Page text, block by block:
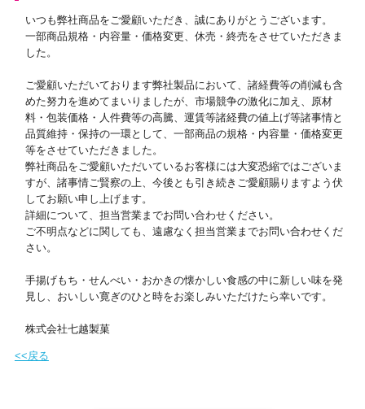
いつも弊社商品をご愛顧いただき、誠にありがとうございます。
一部商品規格・内容量・価格変更、休売・終売をさせていただきま
した。
ご愛顧いただいております弊社製品において、諸経費等の削減も含
めた努力を進めてまいりましたが、市場競争の激化に加え、原材
料・包装価格・人件費等の高騰、運賃等諸経費の値上げ等諸事情と
品質維持・保持の一環として、一部商品の規格・内容量・価格変更
等をさせていただきました。
弊社商品をご愛顧いただいているお客様には大変恐縮ではございま
すが、諸事情ご賢察の上、今後とも引き続きご愛顧賜りますよう伏
してお願い申し上げます。
詳細について、担当営業までお問い合わせください。
ご不明点などに関しても、遠慮なく担当営業までお問い合わせくだ
さい。
手揚げもち・せんべい・おかきの懐かしい食感の中に新しい味を発
見し、おいしい寛ぎのひと時をお楽しみいただけたら幸いです。
株式会社七越製菓
<<戻る